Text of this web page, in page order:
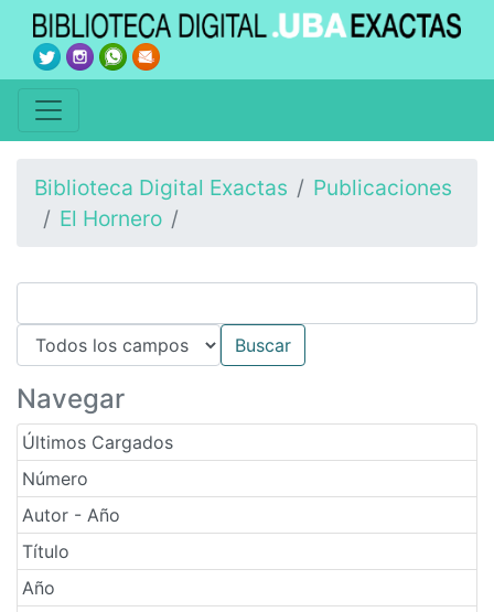
Biblioteca Digital Exactas
Publicaciones
El Hornero
Navegar
Últimos Cargados
Número
Autor - Año
Título
Año